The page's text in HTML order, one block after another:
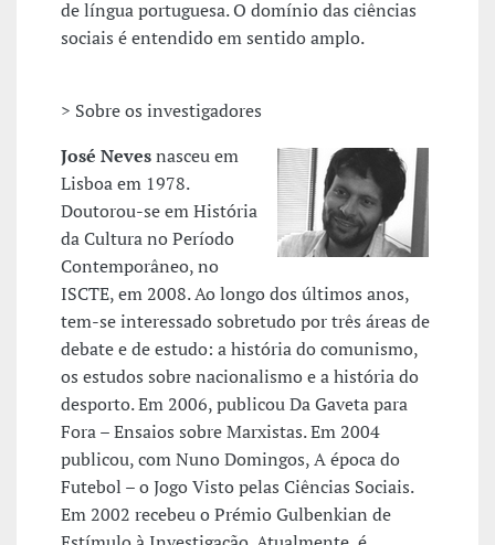
de língua portuguesa. O domínio das ciências
sociais é entendido em sentido amplo.
> Sobre os investigadores
José Nevesnasceu em
Lisboa em 1978.
Doutorou-se em História
da Cultura no Período
Contemporâneo, no
ISCTE, em 2008. Ao longo dos últimos anos,
tem-se interessado sobretudo por três áreas de
debate e de estudo: a história do comunismo,
os estudos sobre nacionalismo e a história do
desporto. Em 2006, publicou Da Gaveta para
Fora – Ensaios sobre Marxistas. Em 2004
publicou, com Nuno Domingos, A época do
Futebol – o Jogo Visto pelas Ciências Sociais.
Em 2002 recebeu o Prémio Gulbenkian de